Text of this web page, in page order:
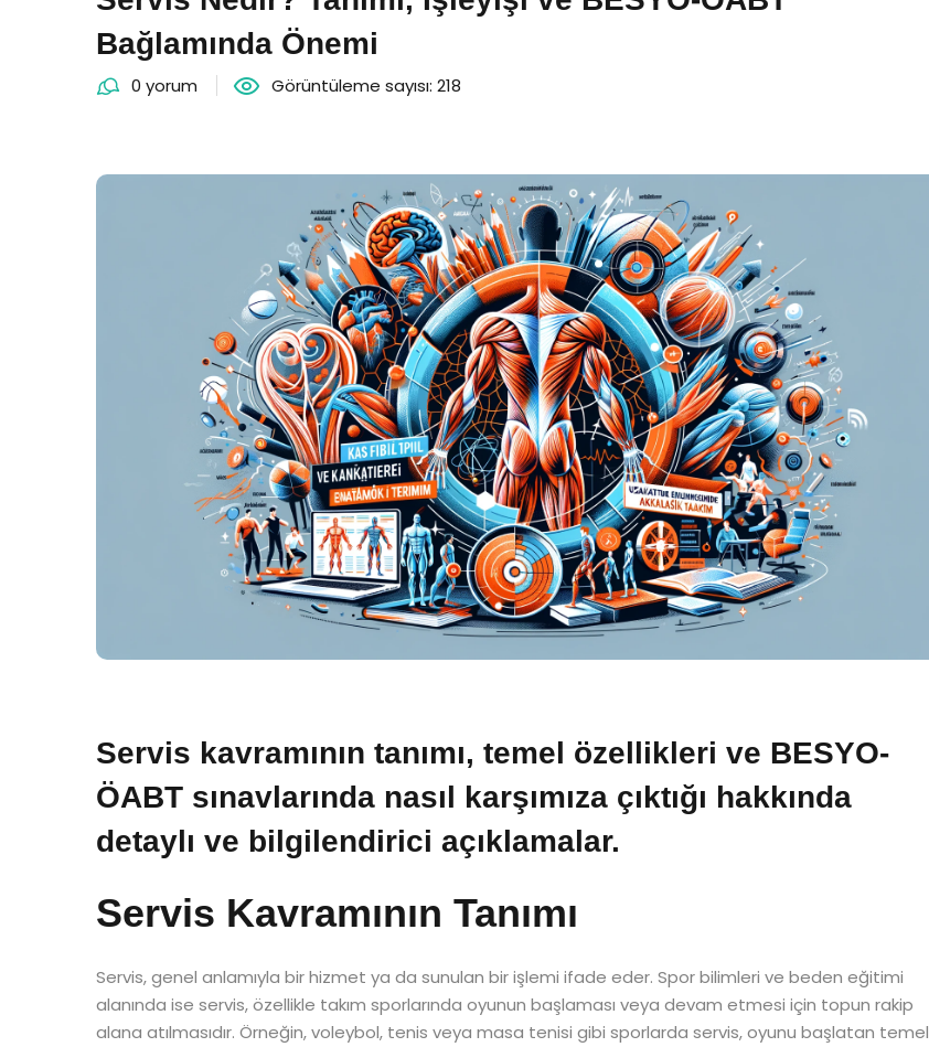
Bağlamında Önemi
0 yorum Görüntüleme sayısı: 218
Servis kavramının tanımı, temel özellikleri ve BESYO-
ÖABT sınavlarında nasıl karşımıza çıktığı hakkında
detaylı ve bilgilendirici açıklamalar.
Servis Kavramının Tanımı
Servis, genel anlamıyla bir hizmet ya da sunulan bir işlemi ifade eder. Spor bilimleri ve beden eğitimi
alanında ise servis, özellikle takım sporlarında oyunun başlaması veya devam etmesi için topun rakip
alana atılmasıdır. Örneğin, voleybol, tenis veya masa tenisi gibi sporlarda servis, oyunu başlatan temel